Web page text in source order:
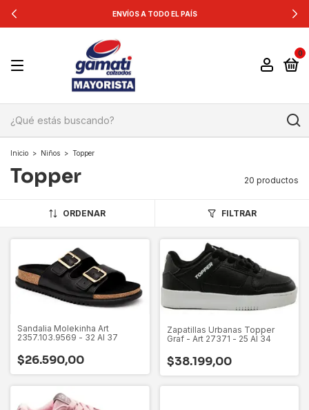
ENVÍOS A TODO EL PAÍS
0
Inicio > Niños > Topper
Topper 20 productos
ORDENAR FILTRAR
Sandalia Molekinha Art
2357.103.9569 - 32 Al 37
$26.590,00
Zapatillas Urbanas Topper
Graf - Art 27371 - 25 Al 34
$38.199,00